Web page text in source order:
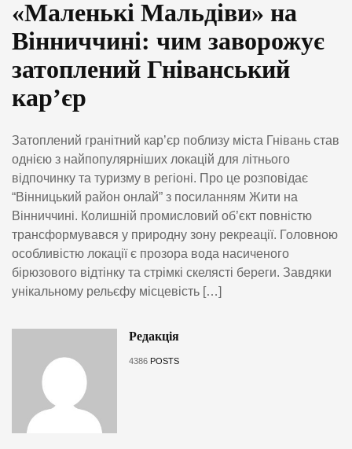
«Маленькі Мальдіви» на
Вінниччині: чим заворожує
затоплений Гніванський
кар’єр
Затоплений гранітний кар’єр поблизу міста Гнівань став
однією з найпопулярніших локацій для літнього
відпочинку та туризму в регіоні. Про це розповідає
“Вінницький район онлай” з посиланням Жити на
Вінниччині. Колишній промисловий об’єкт повністю
трансформувався у природну зону рекреації. Головною
особливістю локації є прозора вода насиченого
бірюзового відтінку та стрімкі скелясті береги. Завдяки
унікальному рельєфу місцевість […]
Редакція
4386 POSTS